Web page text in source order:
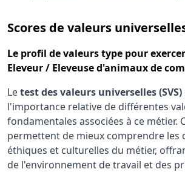
Scores de valeurs
Le profil de valeurs type pour
Eleveur / Eleveuse d'animaux de
Letest des valeurs universelles (SVS)
l'importance relative de différentes
fondamentales associées à ce métier.
permettent de mieux comprendre les
éthiques et culturelles du métier,
de l'environnement de travail et des